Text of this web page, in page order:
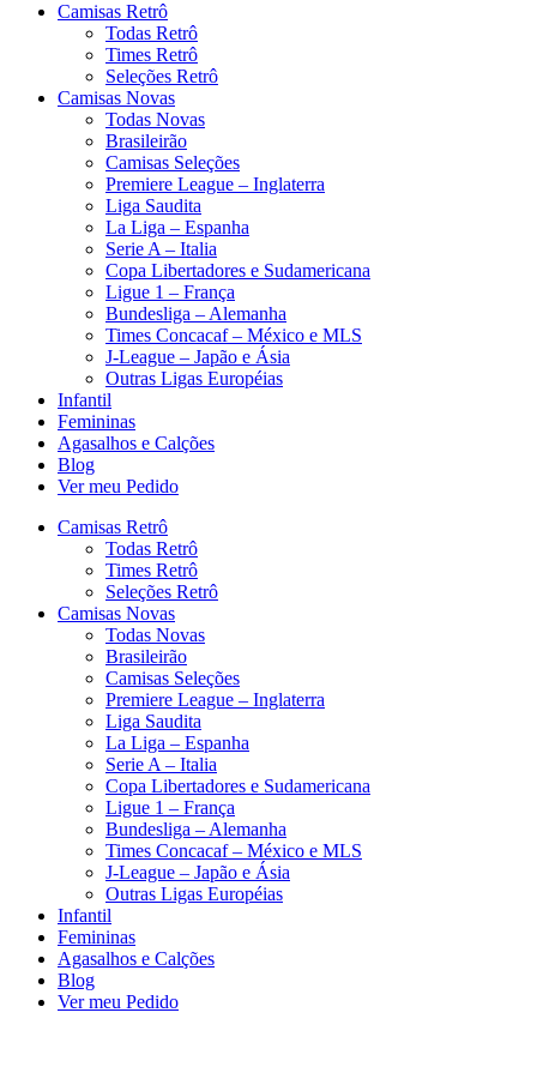
Camisas Retrô
Todas Retrô
Times Retrô
Seleções Retrô
Camisas Novas
Todas Novas
Brasileirão
Camisas Seleções
Premiere League – Inglaterra
Liga Saudita
La Liga – Espanha
Serie A – Italia
Copa Libertadores e Sudamericana
Ligue 1 – França
Bundesliga – Alemanha
Times Concacaf – México e MLS
J-League – Japão e Ásia
Outras Ligas Européias
Infantil
Femininas
Agasalhos e Calções
Blog
Ver meu Pedido
Camisas Retrô
Todas Retrô
Times Retrô
Seleções Retrô
Camisas Novas
Todas Novas
Brasileirão
Camisas Seleções
Premiere League – Inglaterra
Liga Saudita
La Liga – Espanha
Serie A – Italia
Copa Libertadores e Sudamericana
Ligue 1 – França
Bundesliga – Alemanha
Times Concacaf – México e MLS
J-League – Japão e Ásia
Outras Ligas Européias
Infantil
Femininas
Agasalhos e Calções
Blog
Ver meu Pedido